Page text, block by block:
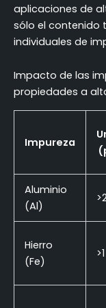
aplicaciones de
sólo el contenido
individuales de
Impacto de las
propiedades a
Impureza
Aluminio
(Al)
Hierro
(Fe)
>1